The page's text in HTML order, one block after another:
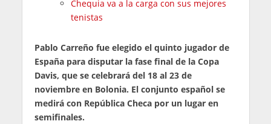
Chequia va a la carga con sus mejores
tenistas
Pablo Carreño fue elegido el quinto jugador de
España para disputar la fase final de la Copa
Davis, que se celebrará del 18 al 23 de
noviembre en Bolonia. El conjunto español se
medirá con República Checa por un lugar en
semifinales.